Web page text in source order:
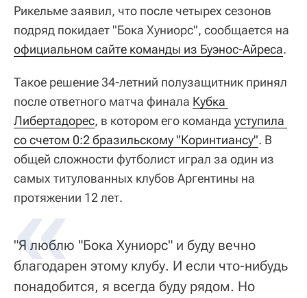
Рикельме заявил, что после четырех сезонов
подряд покидает "Бока Хуниорс", сообщается на
официальном сайте команды из Буэнос-Айреса.
Такое решение 34-летний полузащитник принял
после ответного матча финала Кубка
Либертадорес, в котором его команда уступила
со счетом 0:2 бразильскому "Коринтиансу". В
общей сложности футболист играл за один из
самых титулованных клубов Аргентины на
протяжении 12 лет.
"Я люблю "Бока Хуниорс" и буду вечно
благодарен этому клубу. И если что-нибудь
понадобится, я всегда буду рядом. Но